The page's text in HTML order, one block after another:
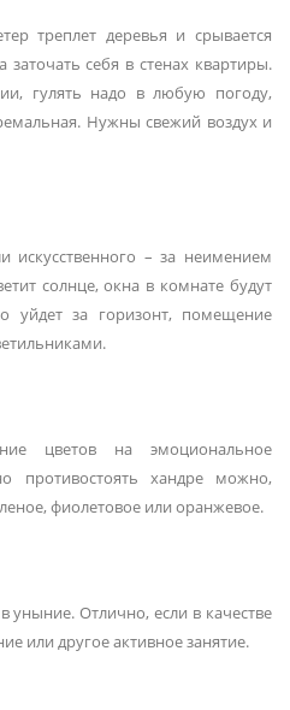
треплет деревья и срывается
себя в стенах квартиры.
гулять надо в любую погоду,
Нужны свежий воздух и
искусственного – за неимением
солнце, окна в комнате будут
уйдет за горизонт, помещение
цветов на эмоциональное
противостоять хандре можно,
фиолетовое или оранжевое.
уныние. Отлично, если в качестве
или другое активное занятие.